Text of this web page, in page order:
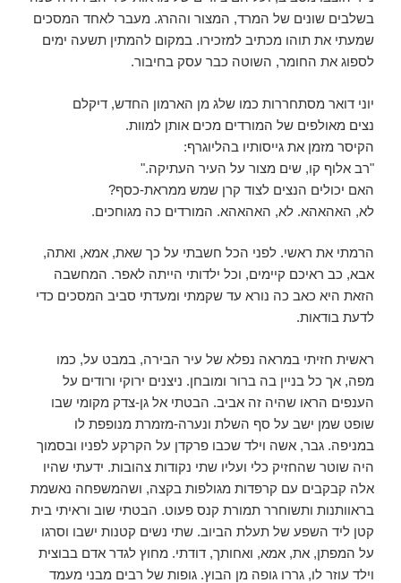
בשלבים שונים של המרד, המצור וההרג. מעבר לאחד המסכים
שמעתי את תוהו מכתיב למזכירו. במקום להמתין תשעה ימים
לספוג את החומר, השוטה כבר עסק בחיבור.
יוני דואר מסתחררות כמו שלג מן הארמון החדש, דיקלם
נצים מאולפים של המורדים מכים אותן למוות.
הקיסר מזמן את גייסותיו בהליוגרף:
"רב אלוף קו, שים מצור על העיר העתיקה."
האם יכולים הנצים לצוד קרן שמש ממראת-כסף?
לא, האהאהא. לא, האהאהא. המורדים כה מגוחכים.
הרמתי את ראשי. לפני הכל חשבתי על כך שאת, אמא, ואתה,
אבא, כב ראיכם קיימים, וכל ילדותי הייתה לאפר. המחשבה
הזאת היא כאב כה נורא עד שקמתי ומעדתי סביב המסכים כדי
לדעת בודאות.
ראשית חזיתי במראה נפלא של עיר הבירה, במבט על, כמו
מפה, אך כל בניין בה ברור ומובחן. ניצנים ירוקי ורודים על
הענפים הראו שהיה זה אביב. הבטתי אל גן-צדק מקומי שבו
שופט שמן ישב על סף השלת ונערה-מזמרת מנופפת לו
במניפה. גבר, אשה וילד שכבו פרקדן על הקרקע לפניו ובסמוך
היה שוטר שהחזיק כלי ועליו שתי נקודות צהובות. ידעתי שהיו
אלה קבקבים עם קרפדות מגולפות בקצה, ושהמשפחה נאשמת
בראוותנות ותשוחרר תמורת קנס פעוט. הבטתי שוב וראיתי בית
קטן ליד השפע של תעלת הביוב. שתי נשים קטנות ישבו וסרגו
על המפתן, את, אמא, ואחותך, דודתי. מחוץ לגדר אדם בבוצית
וילד עוזר לו, גררו גופה מן הבוץ. גופות של רבים מבני מעמד